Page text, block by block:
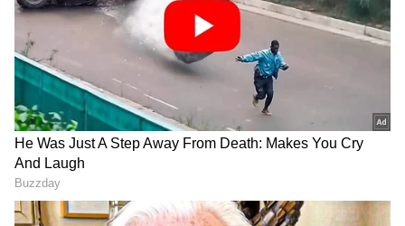
sjsurya
இவர் இயக்குநர் என்பதை தாண்டி நடிகர்,
தயாரிப்பாளர், இசையமைப்பாளர், பாடகர்
என பன்முக திறமை கொண்டவர்
எஸ்.ஜே.சூர்யா. இவர் நடிப்பில் வெளியான